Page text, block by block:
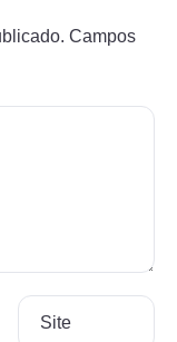
Campos
Site